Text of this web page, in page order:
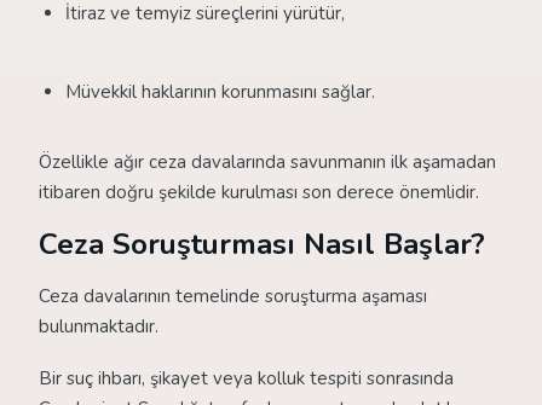
İtiraz ve temyiz süreçlerini yürütür,
Müvekkil haklarının korunmasını sağlar.
Özellikle ağır ceza davalarında savunmanın ilk aşamadan
itibaren doğru şekilde kurulması son derece önemlidir.
Ceza Soruşturması Nasıl Başlar?
Ceza davalarının temelinde soruşturma aşaması
bulunmaktadır.
Bir suç ihbarı, şikayet veya kolluk tespiti sonrasında